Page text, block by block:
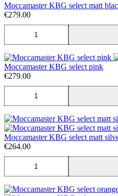
Moccamaster KBG select matt
€279.00
Moccamaster KBG select pink
€279.00
Moccamaster KBG select matt
€264.00